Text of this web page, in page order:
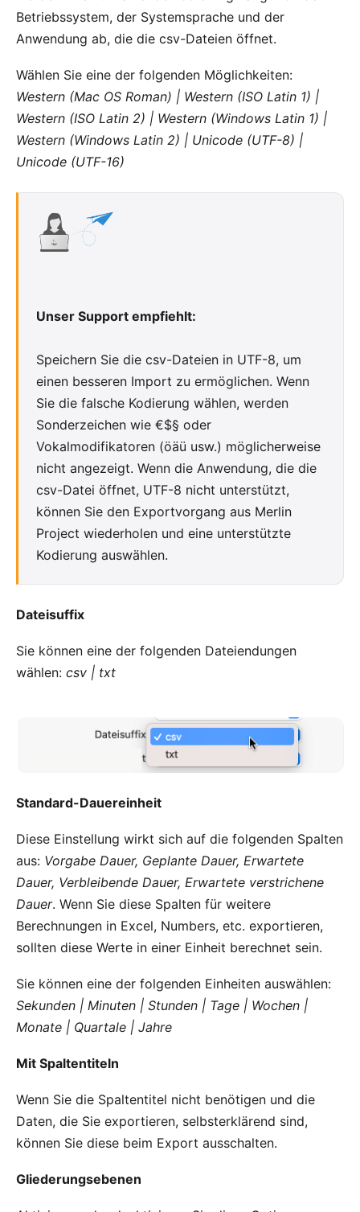
Betriebssystem, der Systemsprache und der
Anwendung ab, die die csv-Dateien öffnet.
Wählen Sie eine der folgenden Möglichkeiten:
Western (Mac OS Roman) | Western (ISO Latin 1) |
Western (ISO Latin 2) | Western (Windows Latin 1) |
Western (Windows Latin 2) | Unicode (UTF-8) |
Unicode (UTF-16)
Unser Support empfiehlt:
Speichern Sie die csv-Dateien in UTF-8, um
einen besseren Import zu ermöglichen. Wenn
Sie die falsche Kodierung wählen, werden
Sonderzeichen wie €$§ oder
Vokalmodifikatoren (öäü usw.) möglicherweise
nicht angezeigt. Wenn die Anwendung, die die
csv-Datei öffnet, UTF-8 nicht unterstützt,
können Sie den Exportvorgang aus Merlin
Project wiederholen und eine unterstützte
Kodierung auswählen.
Dateisuffix
Sie können eine der folgenden Dateiendungen
wählen: csv | txt
Standard-Dauereinheit
Diese Einstellung wirkt sich auf die folgenden Spalten
aus: Vorgabe Dauer, Geplante Dauer, Erwartete
Dauer, Verbleibende Dauer, Erwartete verstrichene
Dauer. Wenn Sie diese Spalten für weitere
Berechnungen in Excel, Numbers, etc. exportieren,
sollten diese Werte in einer Einheit berechnet sein.
Sie können eine der folgenden Einheiten auswählen:
Sekunden | Minuten | Stunden | Tage | Wochen |
Monate | Quartale | Jahre
Mit Spaltentiteln
Wenn Sie die Spaltentitel nicht benötigen und die
Daten, die Sie exportieren, selbsterklärend sind,
können Sie diese beim Export ausschalten.
Gliederungsebenen